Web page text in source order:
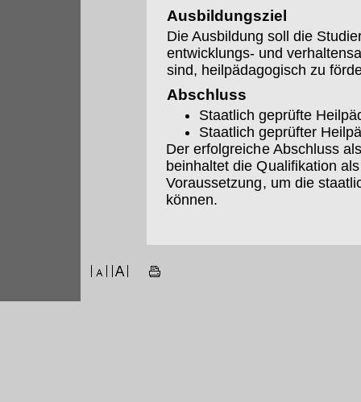
Ausbildungsziel
Die Ausbildung soll die
entwicklungs- und
sind, heilpädagogisch zu
Abschluss
Staatlich geprüfte
Staatlich geprüfter
Der erfolgreiche Abschluss
beinhaltet die Qualifikation
Voraussetzung, um die
können.